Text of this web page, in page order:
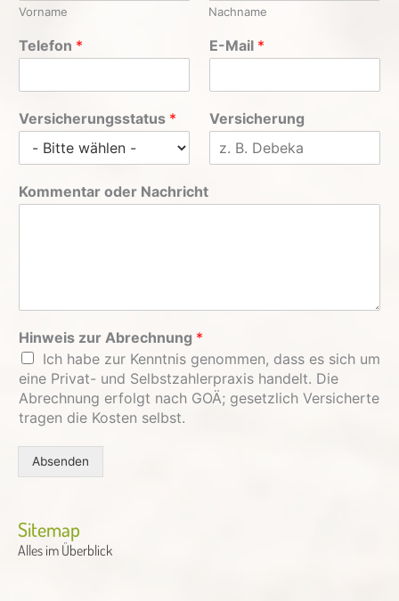
Vorname Nachname
Telefon * E-Mail *
Versicherungsstatus * Versicherung
Kommentar oder Nachricht
Hinweis zur Abrechnung *
Ich habe zur Kenntnis genommen, dass es sich um
eine Privat- und Selbstzahlerpraxis handelt. Die
Abrechnung erfolgt nach GOÄ; gesetzlich Versicherte
tragen die Kosten selbst.
Absenden
Sitemap
Alles im Überblick